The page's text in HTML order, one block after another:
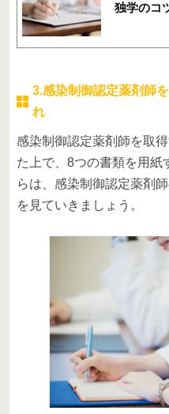
独学のコ
3.感染制御認定薬剤師
れ
感染制御認定薬剤師を取
た上で、8つの書類を用紙
らは、感染制御認定薬剤
を見ていきましょう。